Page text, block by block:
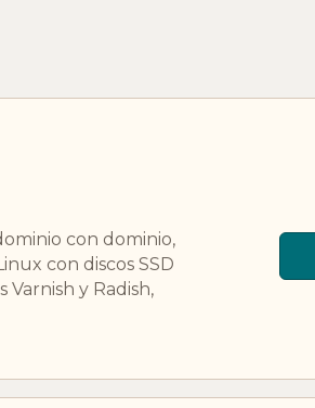
con dominio,
con discos SSD
Varnish y Radish,